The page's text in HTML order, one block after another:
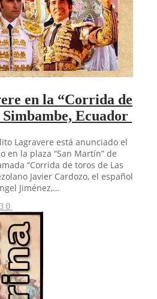
en la “Corrida de
Simbambe, Ecuador
Lagravere está anunciado el
en la plaza “San Martín” de
“Corrida de toros de Las
Javier Cardozo, el español
Jiménez,…
0